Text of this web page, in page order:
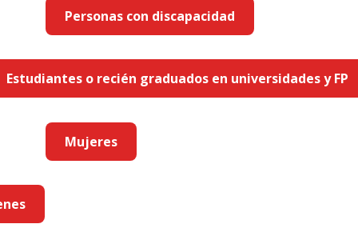
Personas con discapacidad
Estudiantes o recién graduados en universidades y FP
Mujeres